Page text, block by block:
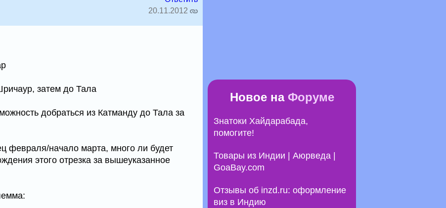
20.11.2012
затем до Тала
добраться из Катманду до Тала за
февраля/начало марта, много ли будет
этого отрезка за вышеуказанное
Новое на Форуме
Знатоки Хайдарабада,
помогите!
Товары из Индии | Аюрведа |
GoaBay.com
Отзывы об inzd.ru: оформление
виз в Индию